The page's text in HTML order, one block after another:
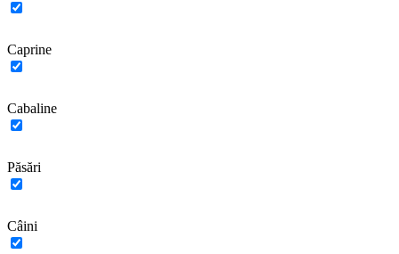
Caprine
Cabaline
Păsări
Câini